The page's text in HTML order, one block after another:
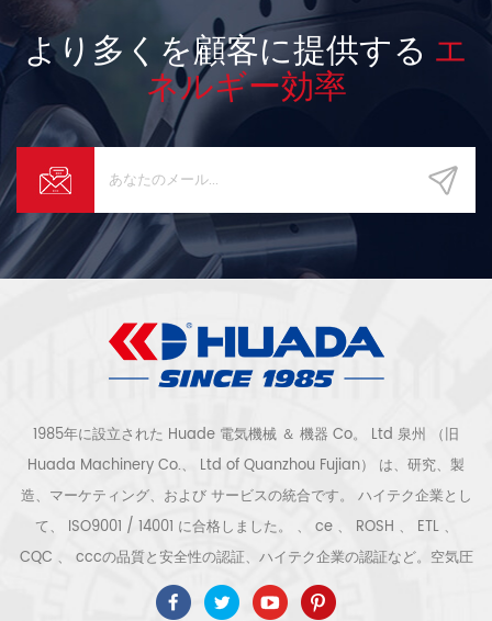
より多くを顧客に提供する エ
ネルギー効率
1985年に設立された Huade 電気機械 ＆ 機器 Co。 Ltd 泉州 （旧
Huada Machinery Co.、 Ltd of Quanzhou Fujian） は、研究、製
造、マーケティング、および サービスの統合です。 ハイテク企業とし
て、 ISO9001 / 14001 に合格しました。 、 ce 、 ROSH 、 ETL 、
CQC 、 cccの品質と安全性の認証、ハイテク企業の認証など。空気圧
縮機のシステムと機器には、スクリュー式、遠心式、オイルフリー、ス